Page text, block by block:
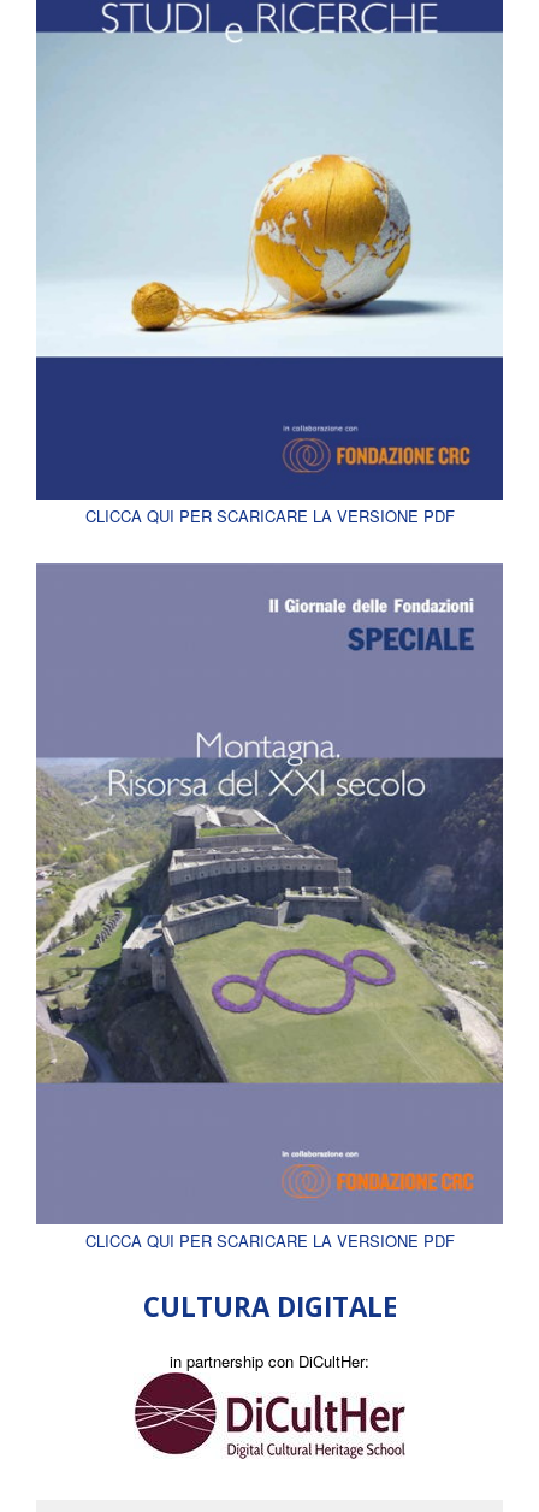
CLICCA QUI PER SCARICARE LA VERSIONE PDF
CLICCA QUI PER SCARICARE LA VERSIONE PDF
CULTURA DIGITALE
in partnership con DiCultHer: